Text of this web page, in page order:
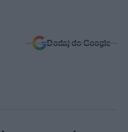
Dodaj do Google